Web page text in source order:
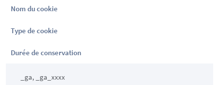
Nom du cookie
Type de cookie
Durée de conservation
_ga, _ga_xxxx